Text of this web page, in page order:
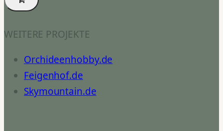
WEITERE PROJEKTE
Orchideenhobby.de
Feigenhof.de
Skymountain.de